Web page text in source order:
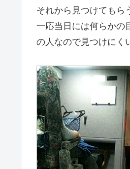
それから見つけてもら
一応当日には何らかの
の人なので見つけにく